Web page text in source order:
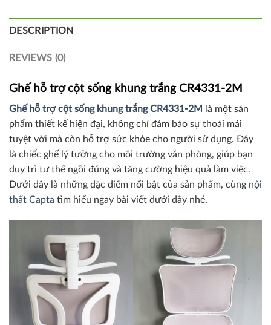
DESCRIPTION
REVIEWS (0)
Ghế hỗ trợ cột sống khung trắng CR4331-2M
Ghế hỗ trợ cột sống khung trắng CR4331-2M
là một sản
phẩm thiết kế hiện đại, không chỉ đảm bảo sự thoải mái
tuyệt vời mà còn hỗ trợ sức khỏe cho người sử dụng. Đây
là chiếc ghế lý tưởng cho môi trường văn phòng, giúp bạn
duy trì tư thế ngồi đúng và tăng cường hiệu quả làm việc.
Dưới đây là những đặc điểm nổi bật của sản phẩm, cùng nội
thất Capta tìm hiểu ngay bài viết dưới đây nhé.